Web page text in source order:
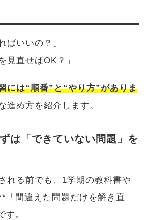
ばいいの？」
見直せばOK？」
には“順番”と“やり方”がありま
進め方を紹介します。
は「できていない問題」を
れる前でも、1学期の教科書や
「間違えた問題だけを解き直
す。